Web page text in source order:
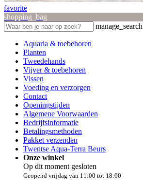
favorite
shopping_bag
manage_search
Aquaria & toebehoren
Planten
Tweedehands
Vijver & toebehoren
Vissen
Voeding en verzorgen
Contact
Openingstijden
Algemene Voorwaarden
Bedrijfsinformatie
Betalingsmethoden
Pakket verzenden
Twentse Aqua-Terra Beurs
Onze winkel
Op dit moment gesloten
Geopend vrijdag van 11:00 tot 18:00